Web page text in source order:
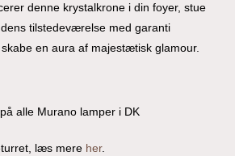
denne krystalkrone i din foyer, stue
tilstedeværelse med garanti
en aura af majestætisk glamour.
alle Murano lamper i DK
læs mere her.